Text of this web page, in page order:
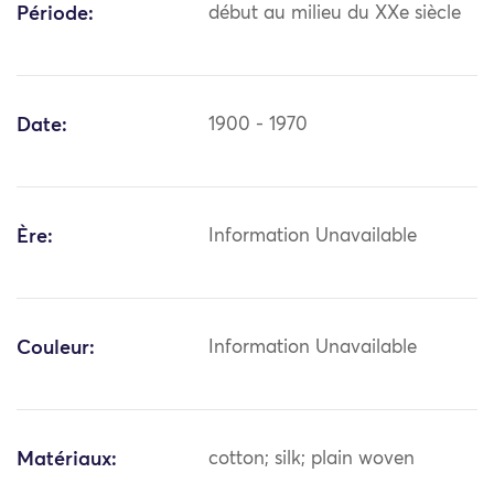
Période: début au milieu du XXe siècle
Date: 1900 - 1970
Ère: Information Unavailable
Couleur: Information Unavailable
Matériaux: cotton; silk; plain woven